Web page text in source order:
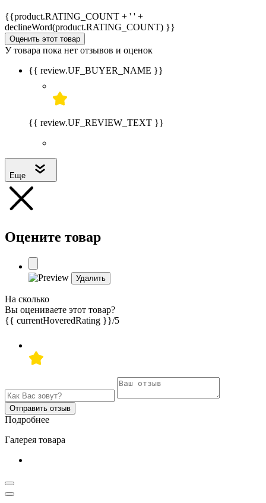
{{product.RATING_COUNT + ' ' +
declineWord(product.RATING_COUNT) }}
Оценить этот товар
У товара пока нет отзывов и оценок
{{ review.UF_BUYER_NAME }}
{{ review.UF_REVIEW_TEXT }}
Еще
Оцените товар
Удалить
На сколько
Вы оцениваете этот товар?
{{ currentHoveredRating }}/5
Отправить отзыв
Подробнее
Галерея товара